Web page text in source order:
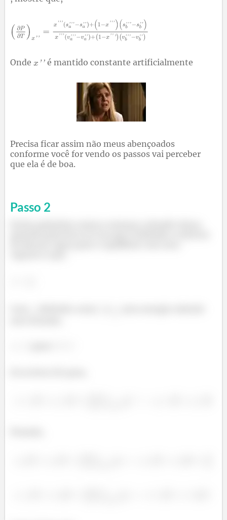
Onde é mantido constante artificialmente
Precisa ficar assim não meus abençoados
conforme você for vendo os passos vai perceber
que ela é de boa.
Passo 2